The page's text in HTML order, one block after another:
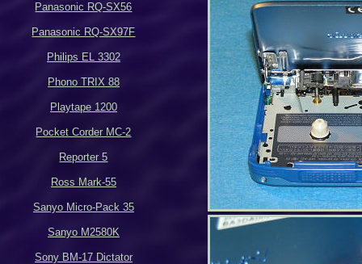
Panasonic RQ-SX56
Panasonic RQ-SX97F
Philips EL 3302
Phono TRIX 88
Playtape 1200
Pocket Corder MC-2
Reporter 5
Ross Mark-55
Sanyo Micro-Pack 35
Sanyo M2580K
Sony BM-17 Dictator